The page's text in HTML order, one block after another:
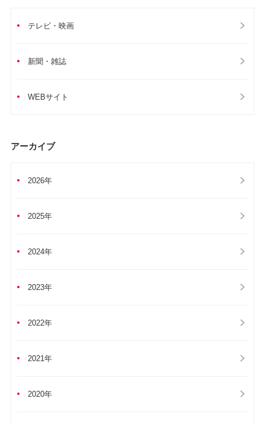
テレビ・映画
新聞・雑誌
WEBサイト
アーカイブ
2026年
2025年
2024年
2023年
2022年
2021年
2020年